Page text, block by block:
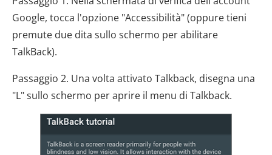
Google, tocca l'opzione "Accessibilità" (oppure tieni
premute due dita sullo schermo per abilitare
TalkBack).
Passaggio 2. Una volta attivato Talkback, disegna una
"L" sullo schermo per aprire il menu di Talkback.